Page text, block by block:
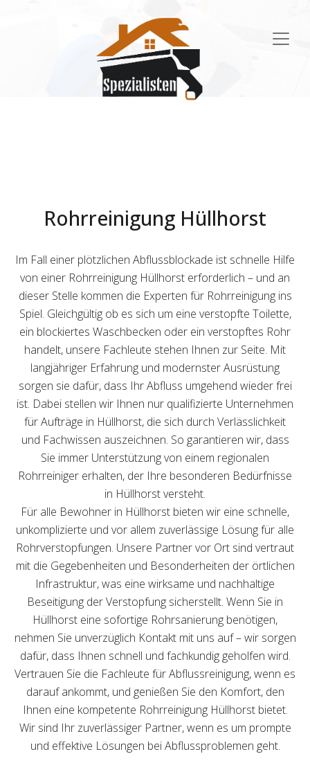
Rohrreinigung Hüllhorst
Im Fall einer plötzlichen Abflussblockade ist schnelle Hilfe
von einer Rohrreinigung Hüllhorst erforderlich – und an
dieser Stelle kommen die Experten für Rohrreinigung ins
Spiel. Gleichgültig ob es sich um eine verstopfte Toilette,
ein blockiertes Waschbecken oder ein verstopftes Rohr
handelt, unsere Fachleute stehen Ihnen zur Seite. Mit
langjähriger Erfahrung und modernster Ausrüstung
sorgen sie dafür, dass Ihr Abfluss umgehend wieder frei
ist. Dabei stellen wir Ihnen nur qualifizierte Unternehmen
für Aufträge in Hüllhorst, die sich durch Verlässlichkeit
und Fachwissen auszeichnen. So garantieren wir, dass
Sie immer Unterstützung von einem regionalen
Rohrreiniger erhalten, der Ihre besonderen Bedürfnisse
in Hüllhorst versteht.
Für alle Bewohner in Hüllhorst bieten wir eine schnelle,
unkomplizierte und vor allem zuverlässige Lösung für alle
Rohrverstopfungen. Unsere Partner vor Ort sind vertraut
mit die Gegebenheiten und Besonderheiten der örtlichen
Infrastruktur, was eine wirksame und nachhaltige
Beseitigung der Verstopfung sicherstellt. Wenn Sie in
Hüllhorst eine sofortige Rohrsanierung benötigen,
nehmen Sie unverzüglich Kontakt mit uns auf – wir sorgen
dafür, dass Ihnen schnell und fachkundig geholfen wird.
Vertrauen Sie die Fachleute für Abflussreinigung, wenn es
darauf ankommt, und genießen Sie den Komfort, den
Ihnen eine kompetente Rohrreinigung Hüllhorst bietet.
Wir sind Ihr zuverlässiger Partner, wenn es um prompte
und effektive Lösungen bei Abflussproblemen geht.